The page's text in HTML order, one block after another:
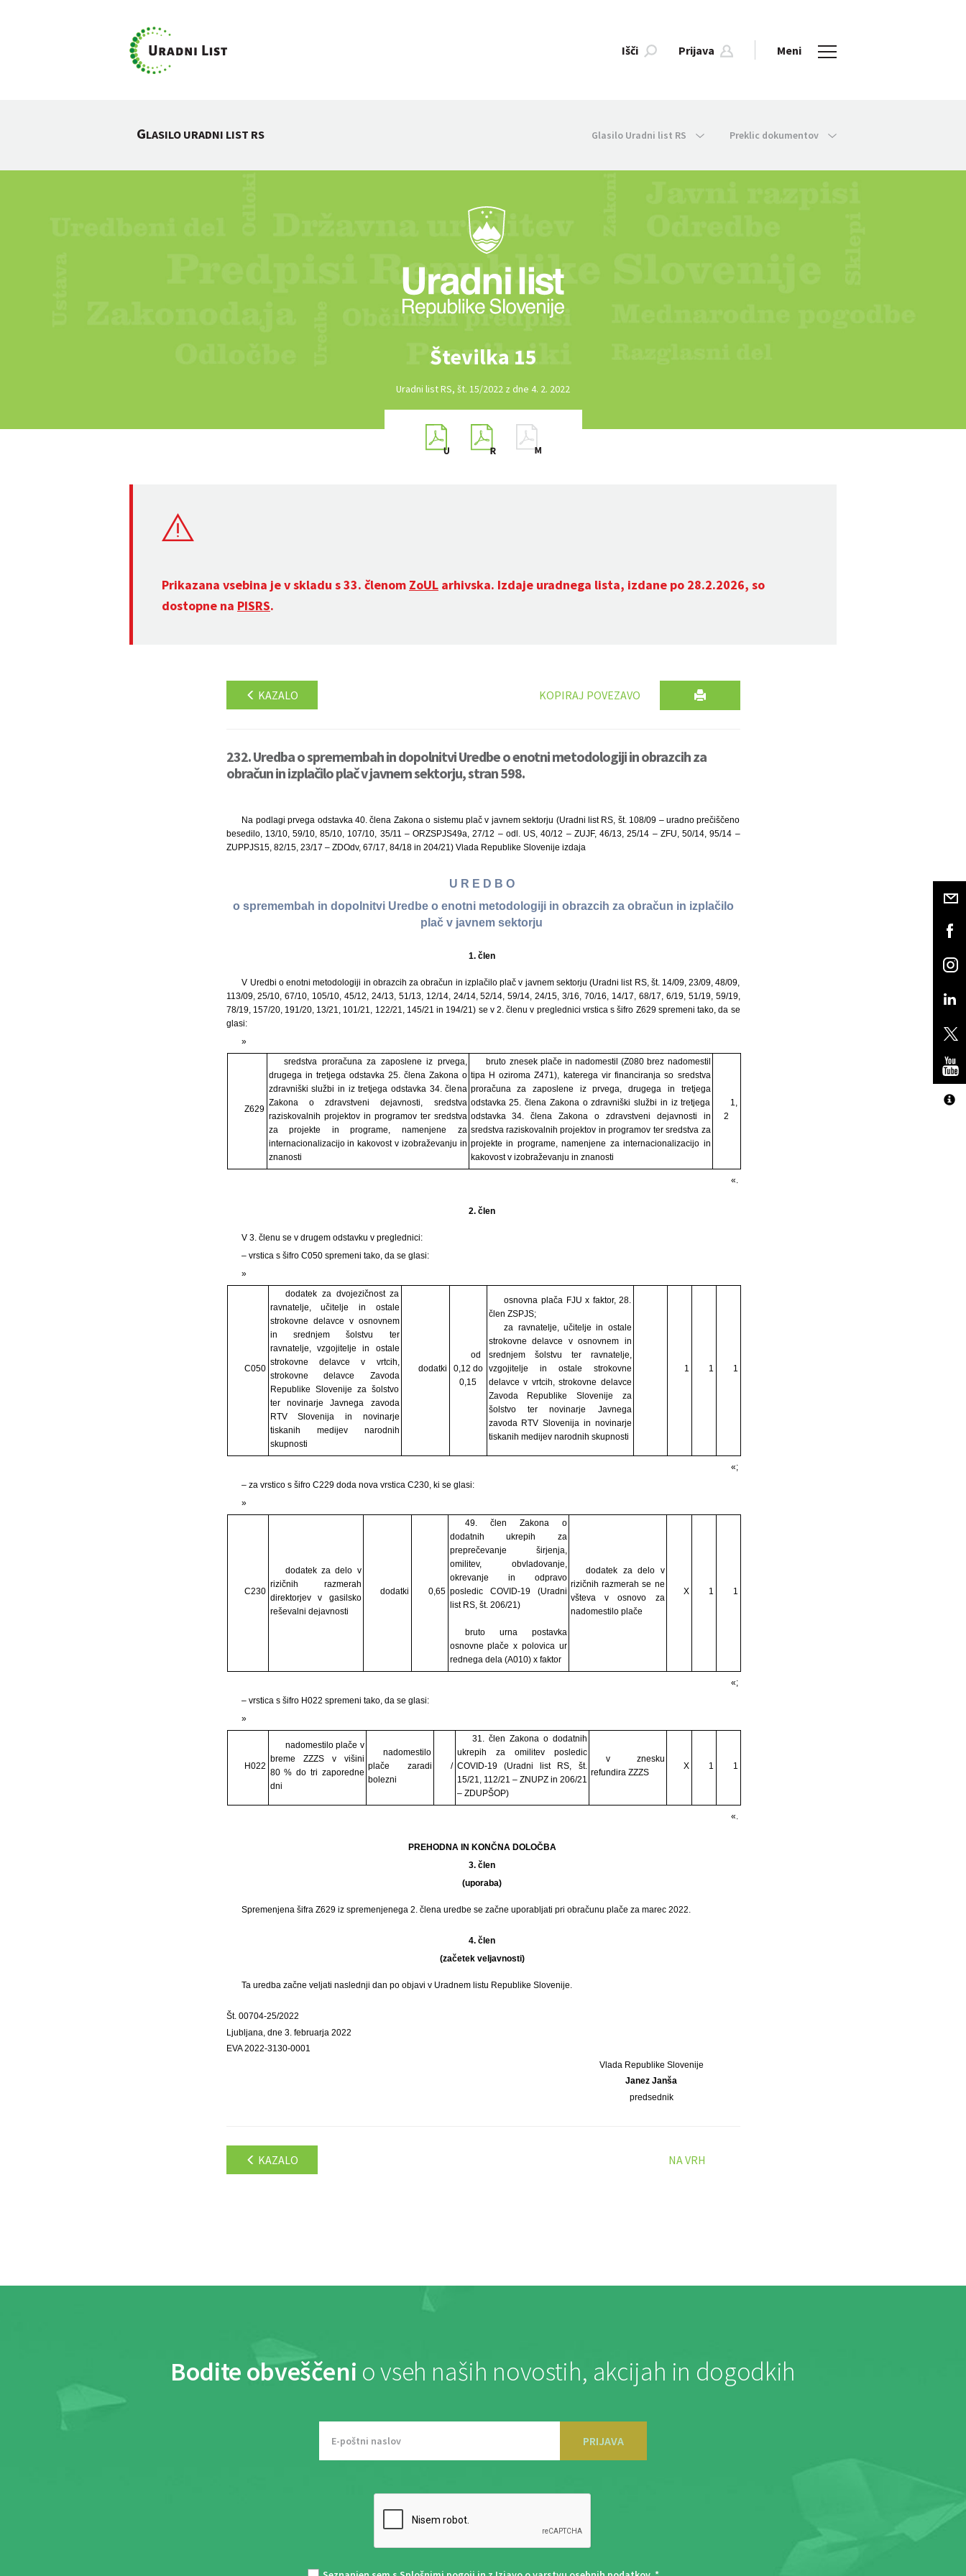
Išči Prijava Meni
GLASILO URADNI LIST RS Glasilo Uradni list RS Preklic dokumentov
Številka 15
Uradni list RS, št. 15/2022 z dne 4. 2. 2022
Prikazana vsebina je v skladu s 33. členom ZoUL arhivska. Izdaje uradnega lista, izdane po 28.2.2026, so
dostopne na PISRS.
KAZALO KOPIRAJ POVEZAVO
232. Uredba o spremembah in dopolnitvi Uredbe o enotni metodologiji in obrazcih za
obračun in izplačilo plač v javnem sektorju, stran 598.
Na podlagi prvega odstavka 40. člena Zakona o sistemu plač v javnem sektorju (Uradni list RS, št. 108/09 – uradno prečiščeno
besedilo, 13/10, 59/10, 85/10, 107/10, 35/11 – ORZSPJS49a, 27/12 – odl. US, 40/12 – ZUJF, 46/13, 25/14 – ZFU, 50/14, 95/14 –
ZUPPJS15, 82/15, 23/17 – ZDOdv, 67/17, 84/18 in 204/21) Vlada Republike Slovenije izdaja
U R E D B O
o spremembah in dopolnitvi Uredbe o enotni metodologiji in obrazcih za obračun in izplačilo
plač v javnem sektorju
1. člen
V Uredbi o enotni metodologiji in obrazcih za obračun in izplačilo plač v javnem sektorju (Uradni list RS, št. 14/09, 23/09, 48/09,
113/09, 25/10, 67/10, 105/10, 45/12, 24/13, 51/13, 12/14, 24/14, 52/14, 59/14, 24/15, 3/16, 70/16, 14/17, 68/17, 6/19, 51/19, 59/19,
78/19, 157/20, 191/20, 13/21, 101/21, 122/21, 145/21 in 194/21) se v 2. členu v preglednici vrstica s šifro Z629 spremeni tako, da se
glasi:
»
Z629
sredstva proračuna za zaposlene iz prvega,
drugega in tretjega odstavka 25. člena Zakona o
zdravniški službi in iz tretjega odstavka 34. člena
Zakona o zdravstveni dejavnosti, sredstva
raziskovalnih projektov in programov ter sredstva
za projekte in programe, namenjene za
internacionalizacijo in kakovost v izobraževanju in
znanosti
bruto znesek plače in nadomestil (Z080 brez nadomestil
tipa H oziroma Z471), katerega vir financiranja so sredstva
proračuna za zaposlene iz prvega, drugega in tretjega
odstavka 25. člena Zakona o zdravniški službi in iz tretjega
odstavka 34. člena Zakona o zdravstveni dejavnosti in
sredstva raziskovalnih projektov in programov ter sredstva za
projekte in programe, namenjene za internacionalizacijo in
kakovost v izobraževanju in znanosti
1,
2
«.
2. člen
V 3. členu se v drugem odstavku v preglednici:
– vrstica s šifro C050 spremeni tako, da se glasi:
»
C050
dodatek za dvojezičnost za
ravnatelje, učitelje in ostale
strokovne delavce v osnovnem
in srednjem šolstvu ter
ravnatelje, vzgojitelje in ostale
strokovne delavce v vrtcih,
strokovne delavce Zavoda
Republike Slovenije za šolstvo
ter novinarje Javnega zavoda
RTV Slovenija in novinarje
tiskanih medijev narodnih
skupnosti
dodatki
od
0,12 do
0,15
osnovna plača FJU x faktor, 28.
člen ZSPJS;
za ravnatelje, učitelje in ostale
strokovne delavce v osnovnem in
srednjem šolstvu ter ravnatelje,
vzgojitelje in ostale strokovne
delavce v vrtcih, strokovne delavce
Zavoda Republike Slovenije za
šolstvo ter novinarje Javnega
zavoda RTV Slovenija in novinarje
tiskanih medijev narodnih skupnosti
1 1 1
«;
– za vrstico s šifro C229 doda nova vrstica C230, ki se glasi:
»
C230
dodatek za delo v
rizičnih razmerah
direktorjev v gasilsko
reševalni dejavnosti
dodatki 0,65
49. člen Zakona o
dodatnih ukrepih za
preprečevanje širjenja,
omilitev, obvladovanje,
okrevanje in odpravo
posledic COVID-19 (Uradni
list RS, št. 206/21)
bruto urna postavka
osnovne plače x polovica ur
rednega dela (A010) x faktor
dodatek za delo v
rizičnih razmerah se ne
všteva v osnovo za
nadomestilo plače
X 1 1
«;
– vrstica s šifro H022 spremeni tako, da se glasi:
»
H022
nadomestilo plače v
breme ZZZS v višini
80 % do tri zaporedne
dni
nadomestilo
plače zaradi
bolezni
/
31. člen Zakona o dodatnih
ukrepih za omilitev posledic
COVID-19 (Uradni list RS, št.
15/21, 112/21 – ZNUPZ in 206/21
– ZDUPŠOP)
v znesku
refundira ZZZS
X 1 1
«.
PREHODNA IN KONČNA DOLOČBA
3. člen
(uporaba)
Spremenjena šifra Z629 iz spremenjenega 2. člena uredbe se začne uporabljati pri obračunu plače za marec 2022.
4. člen
(začetek veljavnosti)
Ta uredba začne veljati naslednji dan po objavi v Uradnem listu Republike Slovenije.
Št. 00704-25/2022
Ljubljana, dne 3. februarja 2022
EVA 2022-3130-0001
Vlada Republike Slovenije
Janez Janša
predsednik
KAZALO NA VRH
Bodite obveščeni o vseh naših novostih, akcijah in dogodkih
PRIJAVA